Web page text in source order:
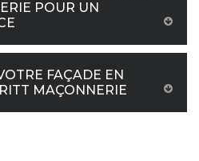
POUR UN
FAÇADE EN
MAÇONNERIE